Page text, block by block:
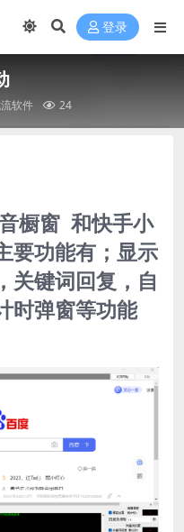
登录
软件 24
橱窗 和快手小
要功能有；显示
关键词回复，自
时弹窗等功能